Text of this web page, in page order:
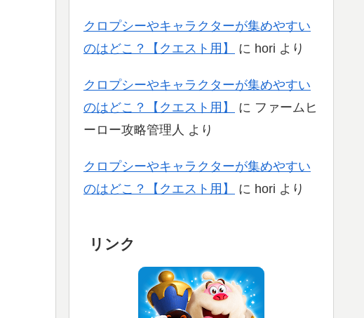
クロプシーやキャラクターが集めやすい
のはどこ？【クエスト用】
に hori より
クロプシーやキャラクターが集めやすい
のはどこ？【クエスト用】
に ファームヒ
ーロー攻略管理人 より
クロプシーやキャラクターが集めやすい
のはどこ？【クエスト用】
に hori より
リンク